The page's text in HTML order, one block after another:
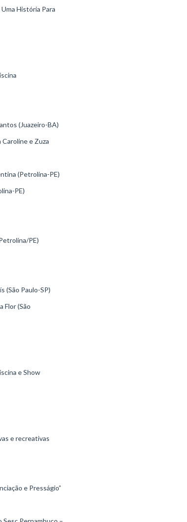
História Para
(Juazeiro-BA)
e Zuza
(Petrolina-PE)
PE)
PE)
(São Paulo-SP)
Flor (São
e Show
e recreativas
e Presságio”